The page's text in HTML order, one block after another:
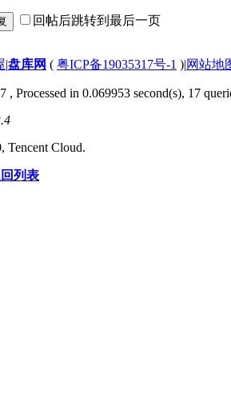
回帖后跳转到最后一页
|盘库网 ( 粤ICP备19035317号-1 )|网站地
, Processed in 0.069953 second(s), 17
Tencent Cloud.
列表